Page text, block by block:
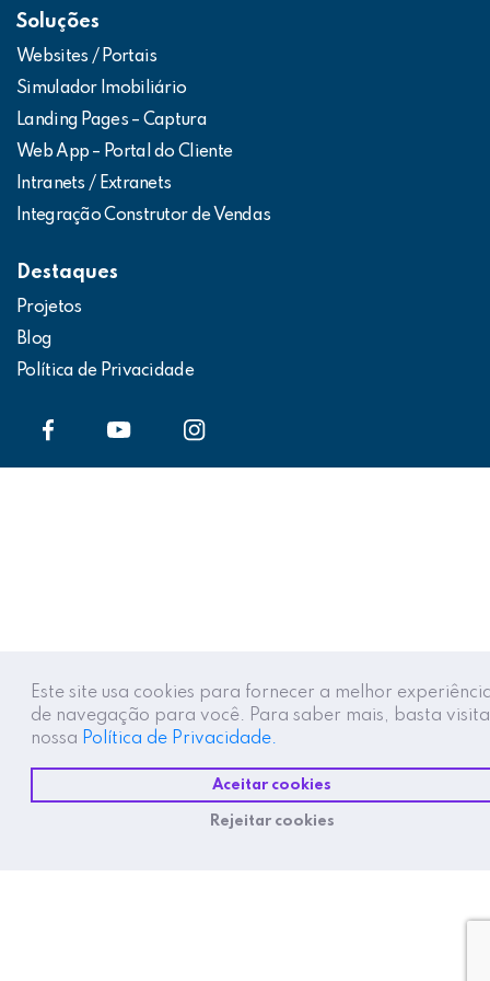
Este site usa cookies para fornecer a melhor
de navegação para você. Para saber mais, basta
nossa Política de Privacidade.
Aceitar cookies
Rejeitar cookies
Soluções
Websites / Portais
Simulador Imobiliário
Landing Pages – Captura
Web App – Portal do Cliente
Intranets / Extranets
Integração Construtor de Vendas
Destaques
Projetos
Blog
Política de Privacidade